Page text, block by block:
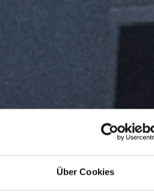
Über Cookies